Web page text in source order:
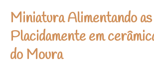
Miniatura Alimentando
Placidamente em
do Moura